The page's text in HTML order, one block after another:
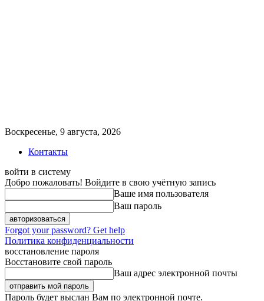
Воскресенье, 9 августа, 2026
Контакты
войти в систему
Добро пожаловать! Войдите в свою учётную запись
Ваше имя пользователя
Ваш пароль
Forgot your password? Get help
Политика конфиденциальности
восстановление пароля
Восстановите свой пароль
Ваш адрес электронной почты
Пароль будет выслан Вам по электронной почте.